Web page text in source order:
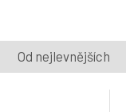
Od nejlevnějších